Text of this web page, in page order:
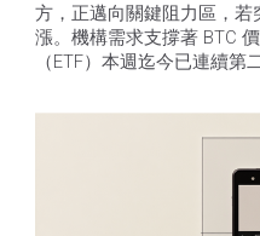
方，正邁向關鍵阻力區，
漲。機構需求支撐著 BTC
（ETF）本週迄今已連續第